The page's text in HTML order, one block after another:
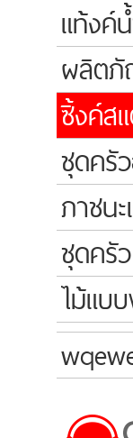
แท้งค์
ผลิต
ซิ้งค์ส
ชุดครั
ภาชน
ชุดครั
ไม้แบ